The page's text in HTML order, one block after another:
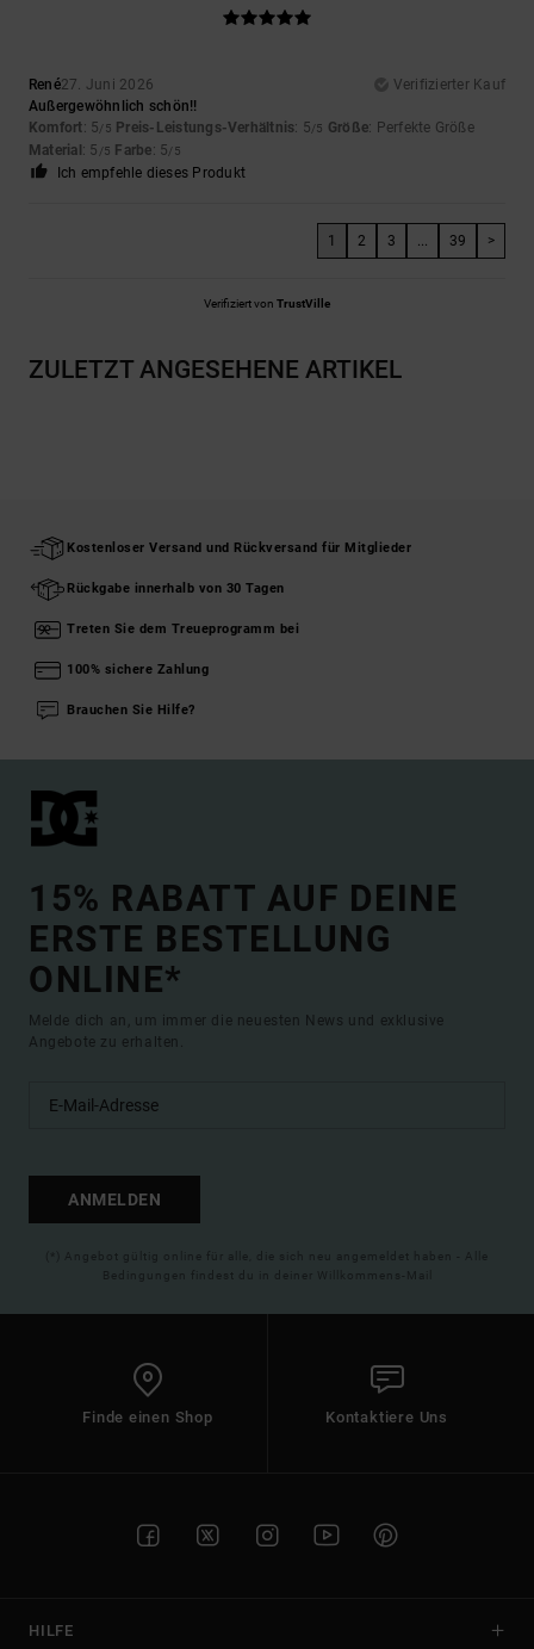
René27. Juni 2026
Verifizierter Kauf
Außergewöhnlich schön!!
Komfort: 5/5 Preis-Leistungs-Verhältnis: 5/5 Größe: Perfekte Größe
Material: 5 /5 Farbe: 5/5
Ich empfehle dieses Produkt
1 2 3 39 >
Verifiziert von TrustVille
ZULETZT ANGESEHENE ARTIKEL
Kostenloser Versand und Rückversand für Mitglieder
Rückgabe innerhalb von 30 Tagen
Treten Sie dem Treueprogramm bei
100% sichere Zahlung
Brauchen Sie Hilfe?
15% RABATT AUF DEINE
ERSTE BESTELLUNG
ONLINE*
Melde dich an, um immer die neuesten News und exklusive
Angebote zu erhalten.
ANMELDEN
(*) Angebot gültig online für alle, die sich neu angemeldet haben - Alle
Bedingungen findest du in deiner Willkommens-Mail
Finde einen Shop Kontaktiere Uns
HILFE